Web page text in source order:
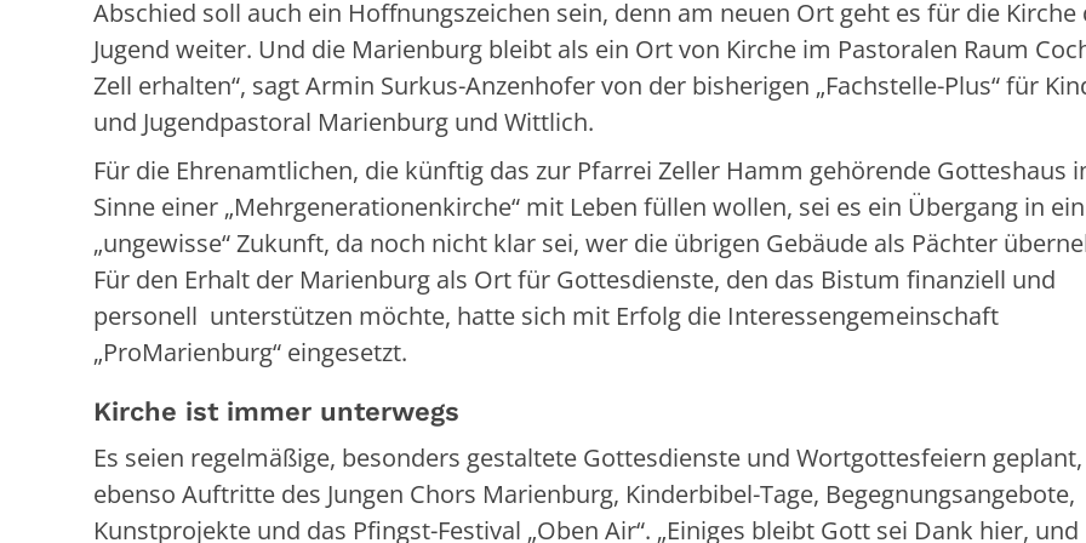
Abschied soll auch ein Hoffnungszeichen sein, denn am neuen Ort geht es für die Kirche
Jugend weiter. Und die Marienburg bleibt als ein Ort von Kirche im Pastoralen Raum
Zell erhalten“, sagt Armin Surkus-Anzenhofer von der bisherigen „Fachstelle-Plus“ für
und Jugendpastoral Marienburg und Wittlich.
Für die Ehrenamtlichen, die künftig das zur Pfarrei Zeller Hamm gehörende Gotteshaus
Sinne einer „Mehrgenerationenkirche“ mit Leben füllen wollen, sei es ein Übergang in
„ungewisse“ Zukunft, da noch nicht klar sei, wer die übrigen Gebäude als Pächter
Für den Erhalt der Marienburg als Ort für Gottesdienste, den das Bistum finanziell und
personell unterstützen möchte, hatte sich mit Erfolg die Interessengemeinschaft
„ProMarienburg“ eingesetzt.
Kirche ist immer unterwegs
Es seien regelmäßige, besonders gestaltete Gottesdienste und Wortgottesfeiern geplant,
ebenso Auftritte des Jungen Chors Marienburg, Kinderbibel-Tage, Begegnungsangebote,
Kunstprojekte und das Pfingst-Festival „Oben Air“. „Einiges bleibt Gott sei Dank hier, und